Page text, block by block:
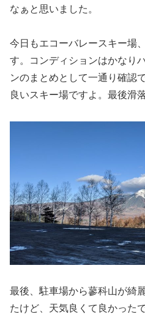
なぁと思いました。
今日もエコーバレースキー場
す。コンディションはかなり
ンのまとめとして一通り確認
良いスキー場ですよ。最後滑
最後、駐車場から蓼科山が綺
たけど、天気良くて良かったで